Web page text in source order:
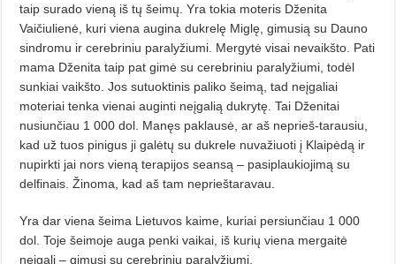
taip surado vieną iš tų šeimų. Yra tokia moteris Dženita
Vaičiulienė, kuri viena augina dukrelę Miglę, gimusią su Dauno
sindromu ir cerebriniu paralyžiumi. Mergytė visai nevaikšto. Pati
mama Dženi­ta taip pat gimė su cerebriniu paralyžiumi, todėl
sunkiai vaikšto. Jos sutuok­tinis paliko šeimą, tad neįgaliai
moteriai tenka vienai auginti neįgalią dukrytę. Tai Dženitai
nusiunčiau 1 000 dol. Manęs paklausė, ar aš neprieš-tarausiu,
kad už tuos pinigus ji galėtų su dukrele nuvažiuoti į Klaipėdą ir
nupirkti jai nors vieną terapijos seansą – pasiplaukiojimą su
delfinais. Žinoma, kad aš tam neprieštaravau.
Yra dar viena šeima Lietuvos kaime, kuriai persiunčiau 1 000
dol. Toje šeimoje auga penki vaikai, iš kurių viena mergaitė
neįgali – gimusi su cereb­riniu paralyžiumi.